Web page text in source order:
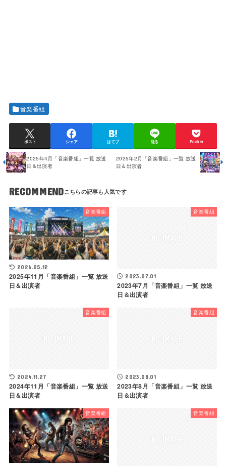
音楽番組
ポスト シェア はてブ 送る Pocket
2025年4月「音楽番組」一覧 放送
日＆出演者
2025年2月「音楽番組」一覧 放送
日＆出演者
RECOMMEND
音楽番組
2026.05.12
2025年11月「音楽番組」一覧 放送
日＆出演者
音楽番組
2023.07.01
2023年7月「音楽番組」一覧 放送
日＆出演者
音楽番組
2024.11.27
2024年11月「音楽番組」一覧 放送
日＆出演者
音楽番組
2023.08.01
2023年8月「音楽番組」一覧 放送
日＆出演者
音楽番組 音楽番組